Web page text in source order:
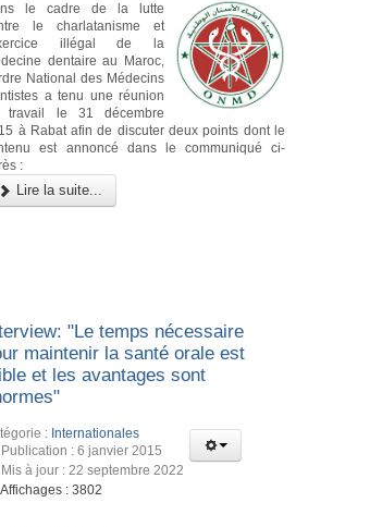
le cadre de la lutte
le charlatanisme et
illégal de la
dentaire au Maroc,
National des Médecins
a tenu une réunion
travail le 31 décembre
à Rabat afin de discuter deux points dont le
est annoncé dans le communiqué ci-
:
Lire la suite...
"Le temps nécessaire
maintenir la santé orale est
et les avantages sont
: Internationales
Publication : 6 janvier 2015
Mis à jour : 22 septembre 2022
Affichages : 3802